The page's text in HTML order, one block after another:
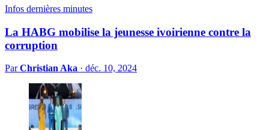
Infos dernières minutes
La HABG mobilise la jeunesse ivoirienne contre la
corruption
ParChristian Aka · déc. 10, 2024